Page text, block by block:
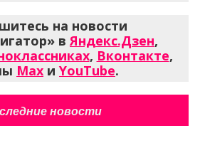
на новости
в Яндекс.Дзен,
, Вконтакте,
Max и YouTube.
новости